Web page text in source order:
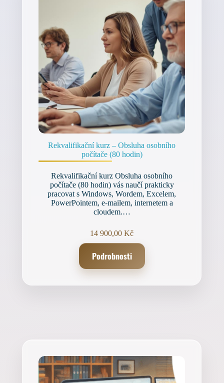
Rekvalifikační kurz – Obsluha osobního
počítače (80 hodin)
Rekvalifikační kurz Obsluha osobního
počítače (80 hodin) vás naučí prakticky
pracovat s Windows, Wordem, Excelem,
PowerPointem, e-mailem, internetem a
cloudem.…
14 900,00Kč
Podrobnosti